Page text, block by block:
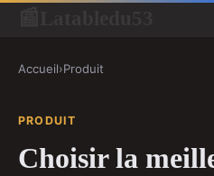
Accueil›Produit
PRODUIT
Choisir la